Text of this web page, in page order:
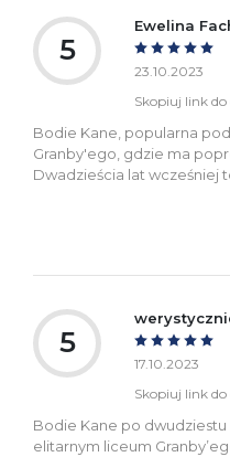
5
Ewelina
23.10.2023
Skopiuj link
Bodie Kane, popularna
Granby'ego, gdzie ma
Dwadzieścia lat wcześniej
5
17.10.2023
Skopiuj link
Bodie Kane po
elitarnym liceum